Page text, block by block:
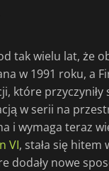
tak wielu lat, że
w 1991 roku, a
które
w serii na
i wymaga teraz
VI, stała się hitem
dodały nowe